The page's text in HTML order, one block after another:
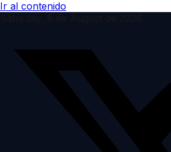
Ir al contenido